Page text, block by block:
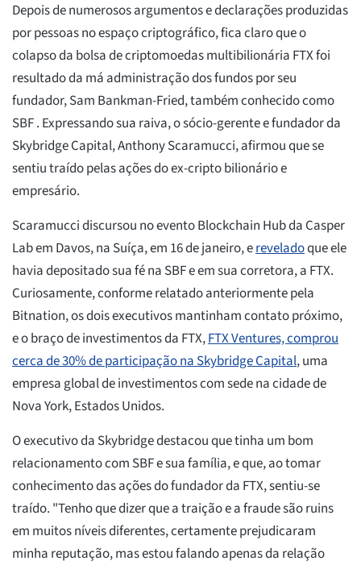
Depois de numerosos argumentos e declarações produzidas
por pessoas no espaço criptográfico, fica claro que o
colapso da bolsa de criptomoedas multibilionária FTX foi
resultado da má administração dos fundos por seu
fundador, Sam Bankman-Fried, também conhecido como
SBF . Expressando sua raiva, o sócio-gerente e fundador da
Skybridge Capital, Anthony Scaramucci, afirmou que se
sentiu traído pelas ações do ex-cripto bilionário e
empresário.
Scaramucci discursou no evento Blockchain Hub da Casper
Lab em Davos, na Suíça, em 16 de janeiro, ereveladoque ele
havia depositado sua fé na SBF e em sua corretora, a FTX.
Curiosamente, conforme relatado anteriormente pela
Bitnation, os dois executivos mantinham contato próximo,
e o braço de investimentos da FTX,FTX Ventures, comprou
cerca de 30% de participação na Skybridge Capital, uma
empresa global de investimentos com sede na cidade de
Nova York, Estados Unidos.
O executivo da Skybridge destacou que tinha um bom
relacionamento com SBF e sua família, e que, ao tomar
conhecimento das ações do fundador da FTX, sentiu-se
traído. "Tenho que dizer que a traição e a fraude são ruins
em muitos níveis diferentes, certamente prejudicaram
minha reputação, mas estou falando apenas da relação